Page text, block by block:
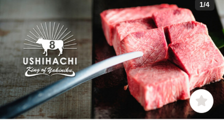
1/4